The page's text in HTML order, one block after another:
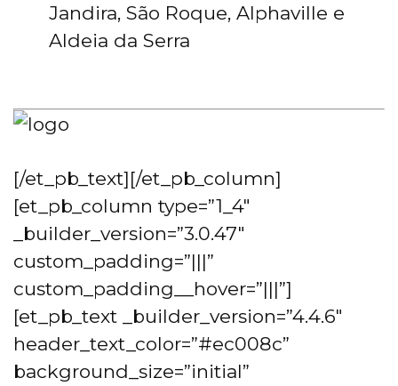
Jandira, São Roque, Alphaville e
Aldeia da Serra
[/et_pb_text][/et_pb_column]
[et_pb_column type=”1_4″
_builder_version=”3.0.47″
custom_padding=”|||”
custom_padding__hover=”|||”]
[et_pb_text _builder_version=”4.4.6″
header_text_color=”#ec008c”
background_size=”initial”